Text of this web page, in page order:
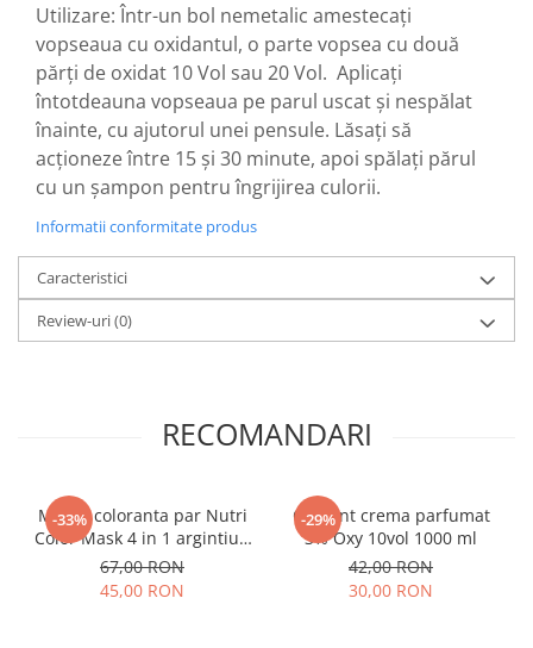
Utilizare: Într-un bol nemetalic amestecați
vopseaua cu oxidantul, o parte vopsea cu două
părți de oxidat 10 Vol sau 20 Vol. Aplicați
întotdeauna vopseaua pe parul uscat și nespălat
înainte, cu ajutorul unei pensule. Lăsați să
acționeze între 15 și 30 minute, apoi spălați părul
cu un șampon pentru îngrijirea culorii.
Informatii conformitate produs
Caracteristici
Review-uri(0)
RECOMANDARI
-33%
Masca coloranta par Nutri
Color Mask 4 in 1 argintiu -
gri 120 ml
67,00 RON
45,00 RON
-29%
Oxidant crema parfumat
3% Oxy 10vol 1000 ml
42,00 RON
30,00 RON